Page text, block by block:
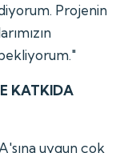
Projenin
KATKIDA
uygun çok